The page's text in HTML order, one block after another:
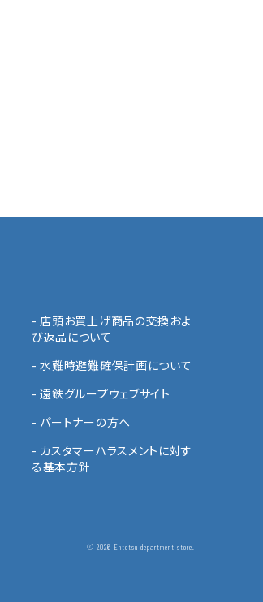
- 店頭お買上げ商品の交換およ
び返品について
- 水難時避難確保計画について
- 遠鉄グループウェブサイト
- パートナーの方へ
- カスタマーハラスメントに対す
る基本方針
© 2026 Entetsu department store.